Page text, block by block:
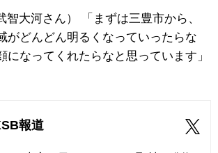
智大河さん） 「まずは三豊市から、
がどんどん明るくなっていったらな
になってくれたらなと思っています」
報道